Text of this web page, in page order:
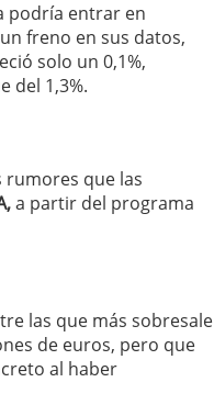
podría entrar en
freno en sus datos,
solo un 0,1%,
del 1,3%.
que las
a partir del programa
las que más sobresale
de euros, pero que
al haber